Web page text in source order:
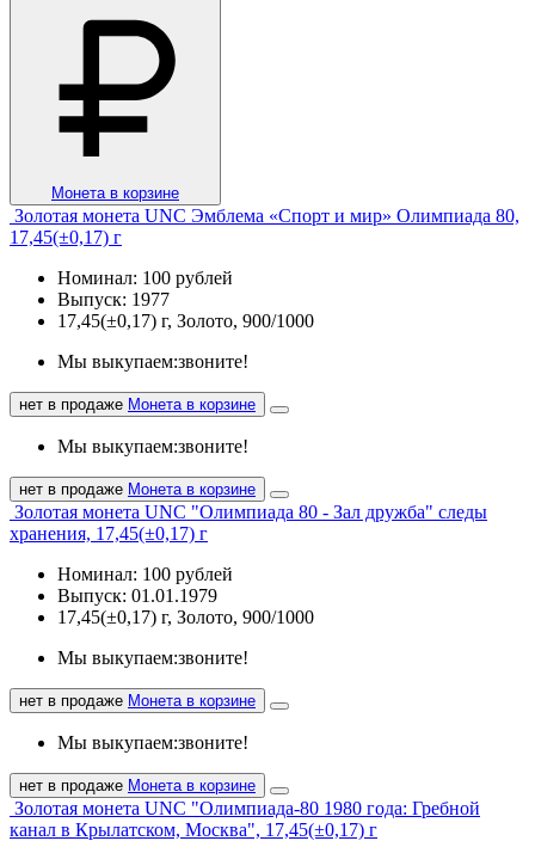
Монета в корзине
Золотая монета UNC Эмблема «Спорт и мир» Олимпиада 80,
17,45(±0,17) г
Номинал: 100 рублей
Выпуск: 1977
17,45(±0,17) г, Золото, 900/1000
Мы выкупаем:звоните!
нет в продаже Монета в корзине
Мы выкупаем:звоните!
нет в продаже Монета в корзине
Золотая монета UNC "Олимпиада 80 - Зал дружба" следы
хранения, 17,45(±0,17) г
Номинал: 100 рублей
Выпуск: 01.01.1979
17,45(±0,17) г, Золото, 900/1000
Мы выкупаем:звоните!
нет в продаже Монета в корзине
Мы выкупаем:звоните!
нет в продаже Монета в корзине
Золотая монета UNC "Олимпиада-80 1980 года: Гребной
канал в Крылатском, Москва", 17,45(±0,17) г